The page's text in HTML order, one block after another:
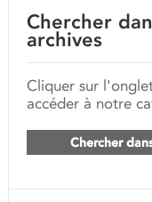
Chercher
archives
Cliquer sur
accéder à notre
Chercher